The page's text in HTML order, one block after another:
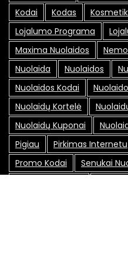
Kodai
Kodas
Lojalumo Programa
Maxima Nuolaidos
Nuolaida
Nuolaidos
Nuolaidos Kodai
Nuolaidų Kortelė
Nuolaidų Kuponai
Pigiau
Pirkimas Internetu
Promo Kodai
Senukai